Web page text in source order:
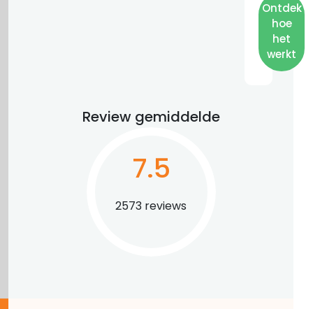
Ontdek
hoe
het
werkt
Review gemiddelde
2573 reviews
7.5